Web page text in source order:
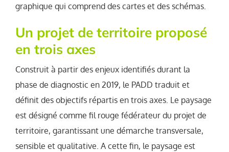
graphique qui comprend des cartes et des schémas.
Un projet de territoire proposé
en trois axes
Construit à partir des enjeux identifiés durant la
phase de diagnostic en 2019, le PADD traduit et
définit des objectifs répartis en trois axes. Le paysage
est désigné comme fil rouge fédérateur du projet de
territoire, garantissant une démarche transversale,
sensible et qualitative. A cette fin, le paysage est